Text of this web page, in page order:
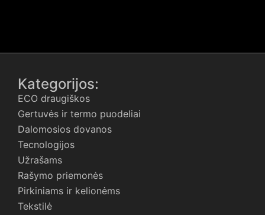
Kategorijos:
ECO draugiškos
Gertuvės ir termo puodeliai
Dalomosios dovanos
Tecnologijos
Užrašams
Rašymo priemonės
Pirkiniams ir kelionėms
Tekstilė